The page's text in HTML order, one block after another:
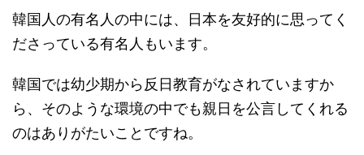
韓国人の有名人の中には、日本を友好的に思ってく
ださっている有名人もいます。
韓国では幼少期から反日教育がなされていますか
ら、そのような環境の中でも親日を公言してくれる
のはありがたいことですね。